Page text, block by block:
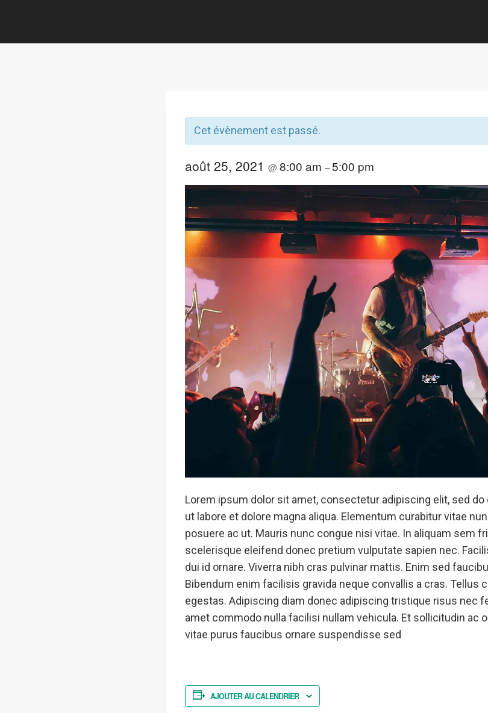
Cet évènement est passé.
août 25, 2021 @8:00 am –5:00 pm
Lorem ipsum dolor sit amet, consectetur adipiscing elit, sed
ut labore et dolore magna aliqua. Elementum curabitur vitae
posuere ac ut. Mauris nunc congue nisi vitae. In aliquam sem
scelerisque eleifend donec pretium vulputate sapien nec.
dui id ornare. Viverra nibh cras pulvinar mattis. Enim sed
Bibendum enim facilisis gravida neque convallis a cras. Tellus
egestas. Adipiscing diam donec adipiscing tristique risus nec
amet commodo nulla facilisi nullam vehicula. Et sollicitudin ac
vitae purus faucibus ornare suspendisse sed
AJOUTER AU CALENDRIER